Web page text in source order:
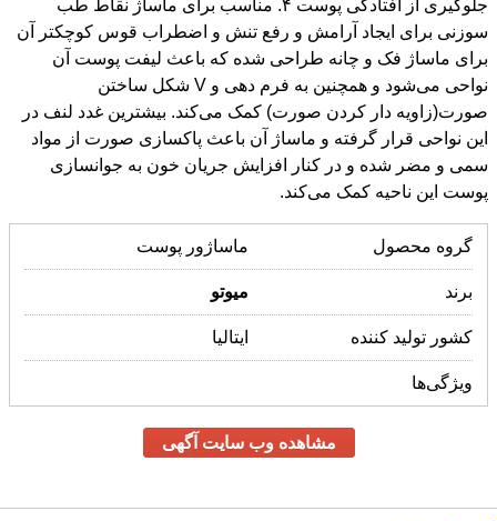
پوست این ناحیه کمک می‌کند.
گروه محصول ماساژور پوست
برند میوتو
کشور تولید کننده ایتالیا
ویژگی‌ها
مشاهده وب سایت آگهی